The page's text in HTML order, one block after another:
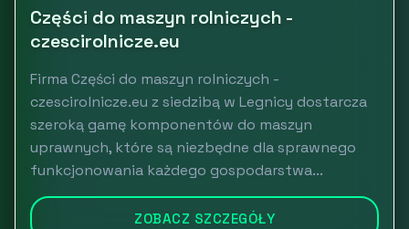
Części do maszyn rolniczych -
czescirolnicze.eu
Firma Części do maszyn rolniczych -
czescirolnicze.eu z siedzibą w Legnicy dostarcza
szeroką gamę komponentów do maszyn
uprawnych, które są niezbędne dla sprawnego
funkcjonowania każdego gospodarstwa...
ZOBACZ SZCZEGÓŁY